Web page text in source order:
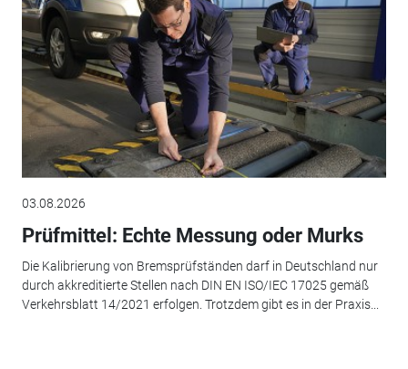
03.08.2026
Prüfmittel: Echte Messung oder Murks
Die Kalibrierung von Bremsprüfständen darf in Deutschland nur
durch akkreditierte Stellen nach DIN EN ISO/IEC 17025 gemäß
Verkehrsblatt 14/2021 erfolgen. Trotzdem gibt es in der Praxis...